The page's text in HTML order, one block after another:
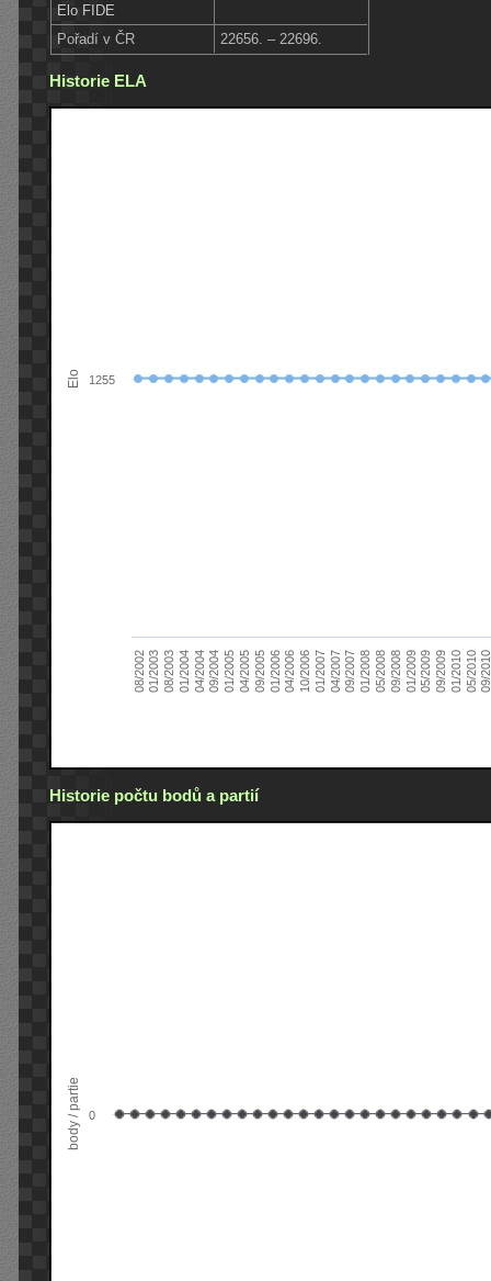
Elo FIDE
Pořadí v ČR
22656. – 22696.
Historie ELA
Elo
08/200201/200308/200301/200404/200409/200401/200504/200509/200501/200604/200610/200601/200704/200709/200701/200805/200809/200801/200905/200909/200901/201005/201009/
1255
Historie počtu bodů a partií
body / partie 0